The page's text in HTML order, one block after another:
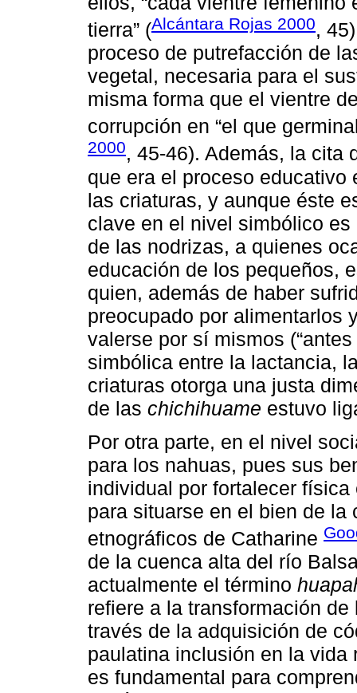
tierra” (Alcántara Rojas 2000,
proceso de putrefacción de
vegetal, necesaria para el
misma forma que el vientre
corrupción en “el que
2000, 45-46). Además, la cita
que era el proceso
las criaturas, y aunque éste
clave en el nivel simbólico
de las nodrizas, a quienes
educación de los pequeños,
quien, además de haber
preocupado por alimentarlos
valerse por sí mismos
simbólica entre la lactancia,
criaturas otorga una justa
de las chichihuame estuvo
Por otra parte, en el nivel
para los nahuas, pues sus
individual por fortalecer
para situarse en el bien de
etnográficos de Catharine
de la cuenca alta del río
actualmente el término
refiere a la transformación
través de la adquisición de
paulatina inclusión en la
es fundamental para